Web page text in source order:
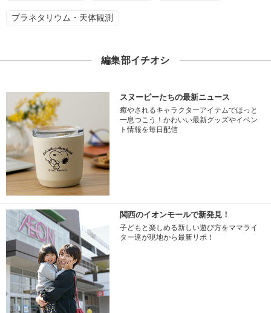
プラネタリウム・天体観測
編集部イチオシ
スヌーピーたちの最新ニュース
癒やされるキャラクターアイテムでほっと
一息つこう！かわいい最新グッズやイベン
ト情報を毎日配信
関西のイオンモールで新発見！
子どもと楽しめる新しい遊び方をママライ
ター達が現地から最新リポ！